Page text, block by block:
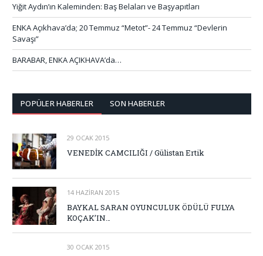
Yiğit Aydın’ın Kaleminden: Baş Belaları ve Başyapıtları
ENKA Açıkhava’da; 20 Temmuz “Metot”- 24 Temmuz “Devlerin
Savaşı”
BARABAR, ENKA AÇIKHAVA’da…
POPÜLER HABERLER SON HABERLER
29 OCAK 2015
VENEDİK CAMCILIĞI / Gülistan Ertik
14 HAZIRAN 2015
BAYKAL SARAN OYUNCULUK ÖDÜLÜ FULYA
KOÇAK’IN…
30 OCAK 2015